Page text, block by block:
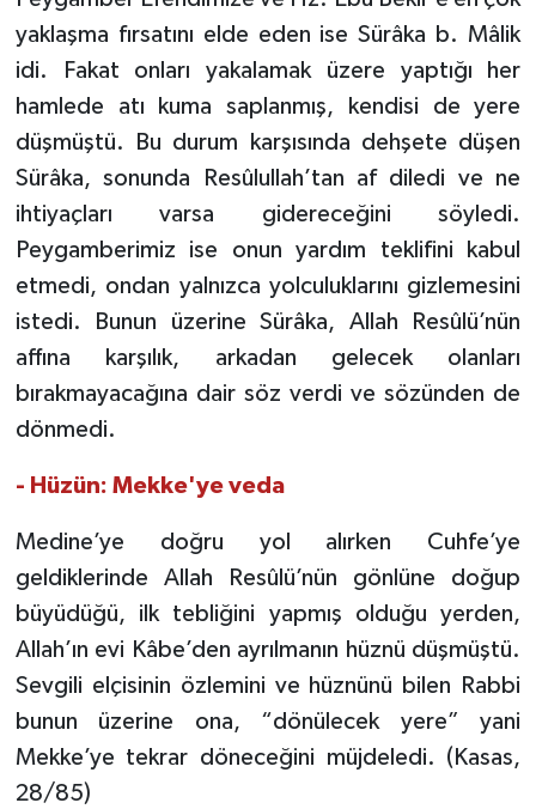
yaklaşma fırsatını elde eden ise Sürâka b. Mâlik
idi. Fakat onları yakalamak üzere yaptığı her
hamlede atı kuma saplanmış, kendisi de yere
düşmüştü. Bu durum karşısında dehşete düşen
Sürâka, sonunda Resûlullah’tan af diledi ve ne
ihtiyaçları varsa gidereceğini söyledi.
Peygamberimiz ise onun yardım teklifini kabul
etmedi, ondan yalnızca yolculuklarını gizlemesini
istedi. Bunun üzerine Sürâka, Allah Resûlü’nün
affına karşılık, arkadan gelecek olanları
bırakmayacağına dair söz verdi ve sözünden de
dönmedi.
- Hüzün: Mekke'ye veda
Medine’ye doğru yol alırken Cuhfe’ye
geldiklerinde Allah Resûlü’nün gönlüne doğup
büyüdüğü, ilk tebliğini yapmış olduğu yerden,
Allah’ın evi Kâbe’den ayrılmanın hüznü düşmüştü.
Sevgili elçisinin özlemini ve hüznünü bilen Rabbi
bunun üzerine ona, “dönülecek yere” yani
Mekke’ye tekrar döneceğini müjdeledi. (Kasas,
28/85)